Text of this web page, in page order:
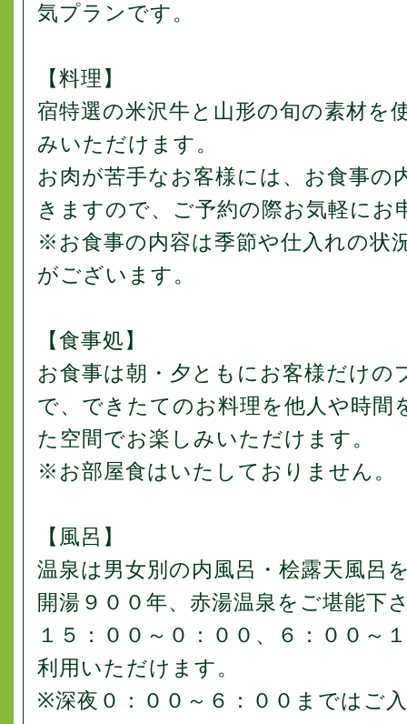
気プランです。
【料理】
宿特選の米沢牛と山形の旬の素材を
みいただけます。
お肉が苦手なお客様には、お食事の
きますので、ご予約の際お気軽にお
※お食事の内容は季節や仕入れの状
がございます。
【食事処】
お食事は朝・夕ともにお客様だけ
で、できたてのお料理を他人や時間
た空間でお楽しみいただけます。
※お部屋食はいたしておりません。
【風呂】
温泉は男女別の内風呂・桧露天風呂
開湯９００年、赤湯温泉をご堪能下
１５：００～０：００、６：００～
利用いただけます。
※深夜０：００～６：００まではご